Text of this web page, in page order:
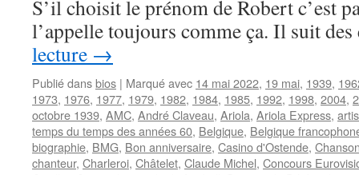
S’il choisit le prénom de Robert c’est
l’appelle toujours comme ça. Il suit
lecture →
Publié dansbios | Marqué avec 14 mai 2022, 19 mai, 1939,
1973, 1976, 1977, 1979, 1982, 1984, 1985, 1992, 1998, 2004,
octobre 1939, AMC, André Claveau, Ariola, Ariola Express,
temps du temps des années 60, Belgique, Belgique
biographie, BMG, Bon anniversaire, Casino d'Ostende,
chanteur, Charleroi, Châtelet, Claude Michel, Concours